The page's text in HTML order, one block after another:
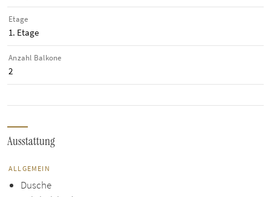
Etage
1. Etage
Anzahl Balkone
2
Ausstattung
ALLGEMEIN
Dusche